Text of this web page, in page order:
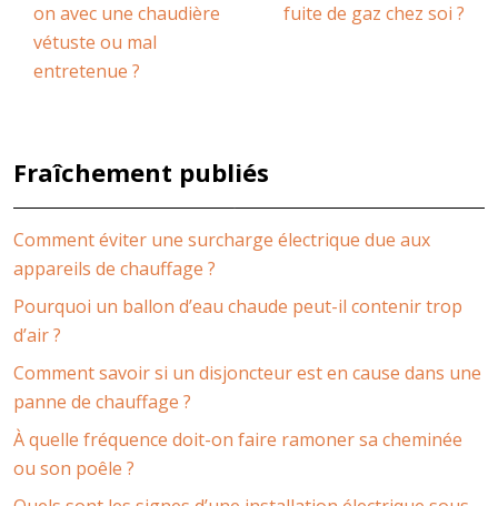
on avec une chaudière
vétuste ou mal
entretenue ?
fuite de gaz chez soi ?
Fraîchement publiés
Comment éviter une surcharge électrique due aux
appareils de chauffage ?
Pourquoi un ballon d’eau chaude peut-il contenir trop
d’air ?
Comment savoir si un disjoncteur est en cause dans une
panne de chauffage ?
À quelle fréquence doit-on faire ramoner sa cheminée
ou son poêle ?